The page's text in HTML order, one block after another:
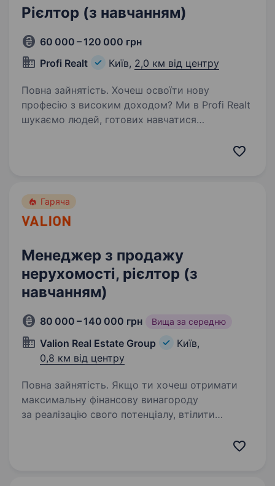
Рієлтор (з навчанням)
60 000 – 120 000 грн
Profi Realt
Київ, 2,0 км від центру
Повна зайнятість. Хочеш освоїти нову
професію з високим доходом? Ми в Profi Realt
шукаємо людей, готових навчатися
вакансія — це шанс підвищити свою якість
Гаряча
Менеджер з продажу
нерухомості, рієлтор (з
навчанням)
80 000 – 140 000 грн Вища за середню
Valion Real Estate Group
Київ,
0,8 км від центру
Повна зайнятість. Якщо ти хочеш отримати
максимальну фінансову винагороду
за реалізацію свого потенціалу, втілити